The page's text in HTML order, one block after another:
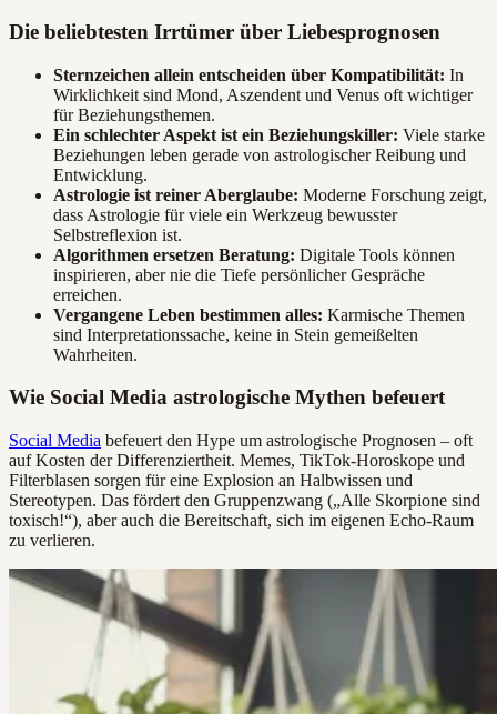
Die beliebtesten Irrtümer über Liebesprognosen
Sternzeichen allein entscheiden über Kompatibilität: In
Wirklichkeit sind Mond, Aszendent und Venus oft wichtiger
für Beziehungsthemen.
Ein schlechter Aspekt ist ein Beziehungskiller: Viele starke
Beziehungen leben gerade von astrologischer Reibung und
Entwicklung.
Astrologie ist reiner Aberglaube: Moderne Forschung zeigt,
dass Astrologie für viele ein Werkzeug bewusster
Selbstreflexion ist.
Algorithmen ersetzen Beratung: Digitale Tools können
inspirieren, aber nie die Tiefe persönlicher Gespräche
erreichen.
Vergangene Leben bestimmen alles: Karmische Themen
sind Interpretationssache, keine in Stein gemeißelten
Wahrheiten.
Wie Social Media astrologische Mythen befeuert
Social Media befeuert den Hype um astrologische Prognosen – oft
auf Kosten der Differenziertheit. Memes, TikTok-Horoskope und
Filterblasen sorgen für eine Explosion an Halbwissen und
Stereotypen. Das fördert den Gruppenzwang („Alle Skorpione sind
toxisch!“), aber auch die Bereitschaft, sich im eigenen Echo-Raum
zu verlieren.